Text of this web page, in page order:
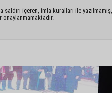
içeren, imla kuralları ile yazılmamış,
onaylanmamaktadır.